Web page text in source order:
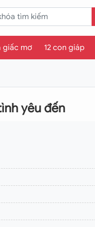
giấc mơ 12 con giáp
yêu đến